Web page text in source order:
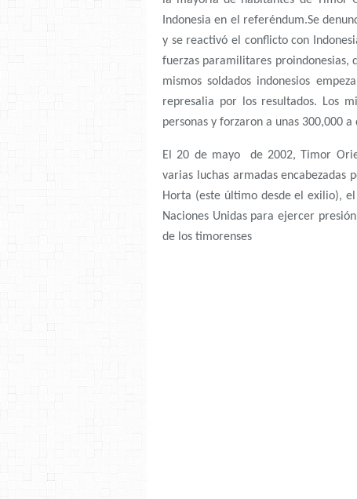
Indonesia en el referéndum.Se
y se reactivó el conflicto con
fuerzas paramilitares proindonesias,
mismos soldados indonesios
represalia por los resultados. Los
personas y forzaron a unas 300,000
El 20 de mayo de 2002, Timor
varias luchas armadas encabezadas
Horta (este último desde el exilio),
Naciones Unidas para ejercer
de los timorenses